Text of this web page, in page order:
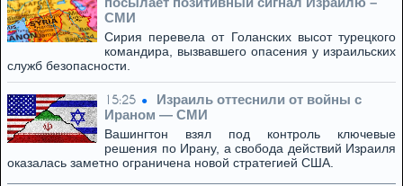
СМИ
Сирия перевела от Голанских высот турецкого
командира, вызвавшего опасения у израильских
служб безопасности.
15:25
Израиль оттеснили от войны с
Ираном — СМИ
Вашингтон взял под контроль ключевые
решения по Ирану, а свобода действий Израиля
оказалась заметно ограничена новой стратегией США.